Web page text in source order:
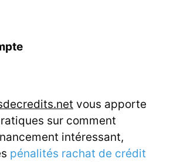
vous apporte
sur comment
intéressant,
pénalités rachat de crédit